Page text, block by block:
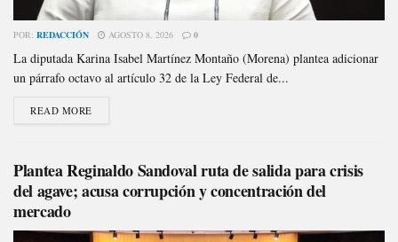
POR: REDACCIÓN AGOSTO 8, 2026 0
La diputada Karina Isabel Martínez Montaño (Morena) plantea adicionar
un párrafo octavo al artículo 32 de la Ley Federal de...
READ MORE
Plantea Reginaldo Sandoval ruta de salida para crisis
del agave; acusa corrupción y concentración del
mercado